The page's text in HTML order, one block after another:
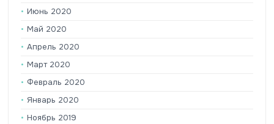
Июнь 2020
Май 2020
Апрель 2020
Март 2020
Февраль 2020
Январь 2020
Ноябрь 2019